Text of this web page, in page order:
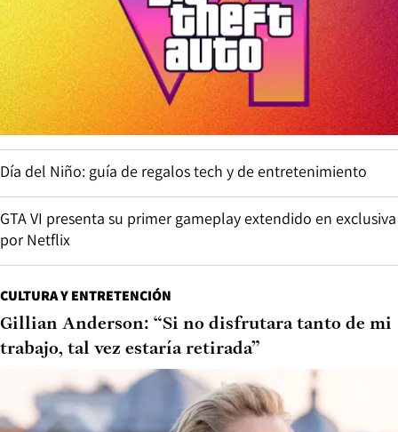
Día del Niño: guía de regalos tech y de entretenimiento
GTA VI presenta su primer gameplay extendido en exclusiva
por Netflix
CULTURA Y ENTRETENCIÓN
Gillian Anderson: “Si no disfrutara tanto de mi
trabajo, tal vez estaría retirada”